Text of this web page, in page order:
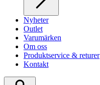
Nyheter
Outlet
Varumärken
Om oss
Produktservice & returer
Kontakt